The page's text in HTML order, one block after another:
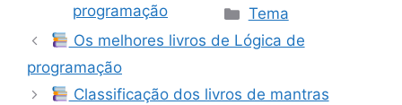
programação
Categorias
Tema
Os melhores livros de Lógica de
programação
Classificação dos livros de mantras